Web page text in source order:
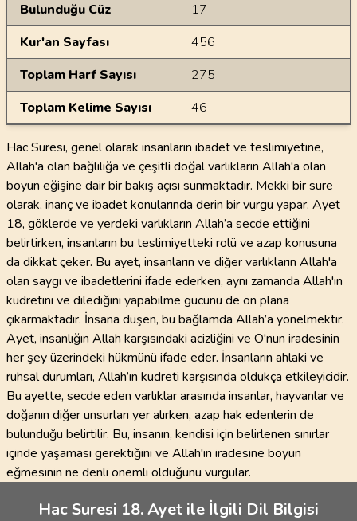
Bulunduğu Cüz
17
Kur'an Sayfası
456
Toplam Harf Sayısı
275
Toplam Kelime Sayısı
46
Hac Suresi, genel olarak insanların ibadet ve teslimiyetine,
Allah'a olan bağlılığa ve çeşitli doğal varlıkların Allah'a olan
boyun eğişine dair bir bakış açısı sunmaktadır. Mekki bir sure
olarak, inanç ve ibadet konularında derin bir vurgu yapar. Ayet
18, göklerde ve yerdeki varlıkların Allah’a secde ettiğini
belirtirken, insanların bu teslimiyetteki rolü ve azap konusuna
da dikkat çeker. Bu ayet, insanların ve diğer varlıkların Allah'a
olan saygı ve ibadetlerini ifade ederken, aynı zamanda Allah'ın
kudretini ve dilediğini yapabilme gücünü de ön plana
çıkarmaktadır. İnsana düşen, bu bağlamda Allah’a yönelmektir.
Ayet, insanlığın Allah karşısındaki acizliğini ve O'nun iradesinin
her şey üzerindeki hükmünü ifade eder. İnsanların ahlaki ve
ruhsal durumları, Allah’ın kudreti karşısında oldukça etkileyicidir.
Bu ayette, secde eden varlıklar arasında insanlar, hayvanlar ve
doğanın diğer unsurları yer alırken, azap hak edenlerin de
bulunduğu belirtilir. Bu, insanın, kendisi için belirlenen sınırlar
içinde yaşaması gerektiğini ve Allah'ın iradesine boyun
eğmesinin ne denli önemli olduğunu vurgular.
Hac Suresi 18. Ayet ile İlgili Dil Bilgisi